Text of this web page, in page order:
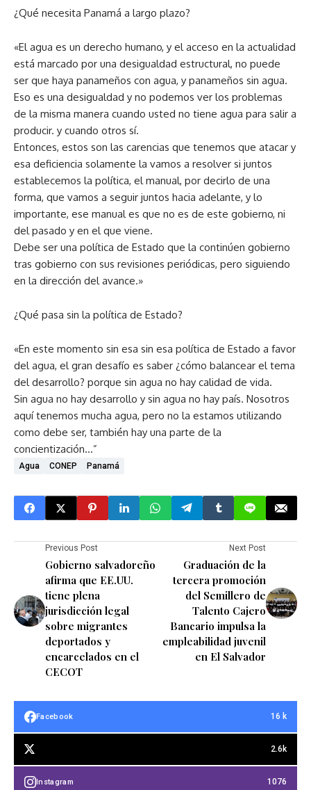
¿Qué necesita Panamá a largo plazo?
«El agua es un derecho humano, y el acceso en la actualidad
está marcado por una desigualdad estructural, no puede
ser que haya panameños con agua, y panameños sin agua.
Eso es una desigualdad y no podemos ver los problemas
de la misma manera cuando usted no tiene agua para salir a
producir. y cuando otros sí.
Entonces, estos son las carencias que tenemos que atacar y
esa deficiencia solamente la vamos a resolver si juntos
establecemos la política, el manual, por decirlo de una
forma, que vamos a seguir juntos hacia adelante, y lo
importante, ese manual es que no es de este gobierno, ni
del pasado y en el que viene.
Debe ser una política de Estado que la continúen gobierno
tras gobierno con sus revisiones periódicas, pero siguiendo
en la dirección del avance.»
¿Qué pasa sin la política de Estado?
«En este momento sin esa sin esa política de Estado a favor
del agua, el gran desafío es saber ¿cómo balancear el tema
del desarrollo? porque sin agua no hay calidad de vida.
Sin agua no hay desarrollo y sin agua no hay país. Nosotros
aquí tenemos mucha agua, pero no la estamos utilizando
como debe ser, también hay una parte de la
concientización…”
Agua CONEP Panamá
Previous Post
Gobierno salvadoreño
afirma que EE.UU.
tiene plena
jurisdicción legal
sobre migrantes
deportados y
encarcelados en el
CECOT
Next Post
Graduación de la
tercera promoción
del Semillero de
Talento Cajero
Bancario impulsa la
empleabilidad juvenil
en El Salvador
Facebook 16 k
2.6k
Instagram 1076